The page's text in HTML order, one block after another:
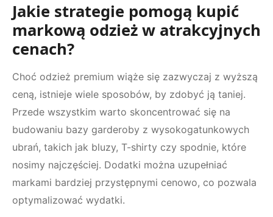
Jakie strategie pomogą kupić
markową odzież w atrakcyjnych
cenach?
Choć odzież premium wiąże się zazwyczaj z wyższą
ceną, istnieje wiele sposobów, by zdobyć ją taniej.
Przede wszystkim warto skoncentrować się na
budowaniu bazy garderoby z wysokogatunkowych
ubrań, takich jak bluzy, T-shirty czy spodnie, które
nosimy najczęściej. Dodatki można uzupełniać
markami bardziej przystępnymi cenowo, co pozwala
optymalizować wydatki.